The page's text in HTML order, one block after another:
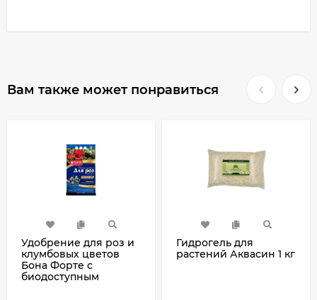
Вам также может понравиться
Удобрение для роз и
клумбовых цветов
Бона Форте с
биодоступным
Гидрогель для
растений Аквасин 1 кг